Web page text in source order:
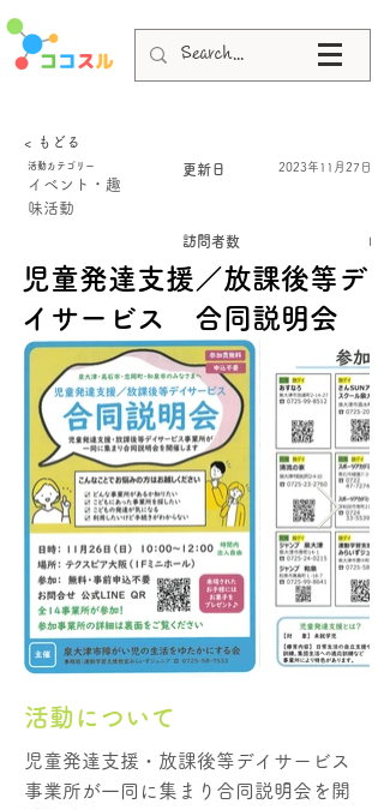
< もどる
活動カテゴリー
イベント・趣
味活動
更新日 2023年11月27日
訪問者数 I
児童発達支援／放課後等デ
イサービス 合同説明会
活動について
児童発達支援・放課後等デイサービス
事業所が一同に集まり合同説明会を開